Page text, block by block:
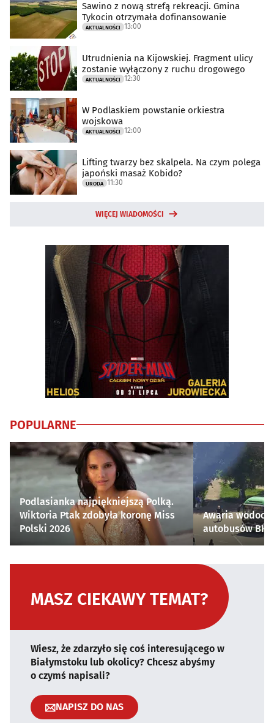
Sawino z nową strefą rekreacji. Gmina
Tykocin otrzymała dofinansowanie
AKTUALNOŚCI 13:00
Utrudnienia na Kijowskiej. Fragment ulicy
zostanie wyłączony z ruchu drogowego
AKTUALNOŚCI 12:30
W Podlaskiem powstanie orkiestra
wojskowa
AKTUALNOŚCI 12:00
Lifting twarzy bez skalpela. Na czym polega
japoński masaż Kobido?
URODA 11:30
WIĘCEJ WIADOMOŚCI
POPULARNE
Podlasianka najpiękniejszą Polką.
Wiktoria Ptak zdobyła koronę Miss
Polski 2026
Awaria
autobusów
MASZ CIEKAWY TEMAT?
Wiesz, że zdarzyło się coś interesującego w
Białymstoku lub okolicy? Chcesz abyśmy
o czymś napisali?
NAPISZ DO NAS